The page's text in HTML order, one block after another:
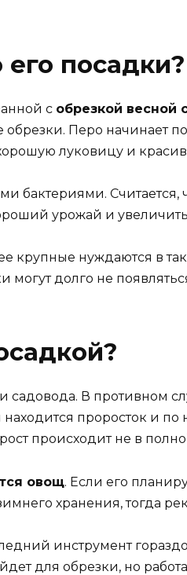
посадки?
с обрезкой весной
Перо начинает
луковицу и
бактериями. Считается,
урожай и
крупные нуждаются в
могут долго не
В противном
проросток и
происходит не в
овощ. Если его
хранения, тогда
инструмент
для обрезки, но